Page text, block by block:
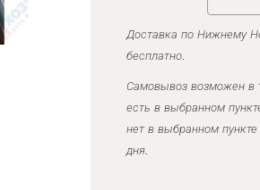
Доставка по Нижнему
бесплатно.
Самовывоз возможен в
есть в выбранном
нет в выбранном
дня.